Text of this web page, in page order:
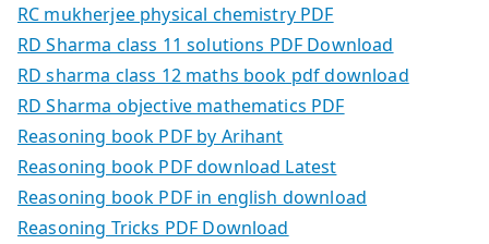
RC mukherjee physical chemistry PDF
RD Sharma class 11 solutions PDF Download
RD sharma class 12 maths book pdf download
RD Sharma objective mathematics PDF
Reasoning book PDF by Arihant
Reasoning book PDF download Latest
Reasoning book PDF in english download
Reasoning Tricks PDF Download